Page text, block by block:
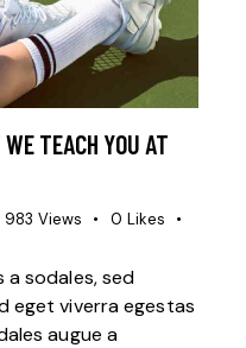
TEACH YOU AT
983 Views 0 Likes
a sodales, sed
eget viverra egestas
augue a